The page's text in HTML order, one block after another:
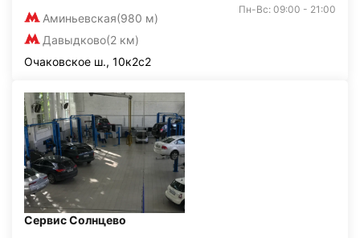
Аминьевская(980 м)
Давыдково(2 км)
Пн-Вс: 09:00 - 21:00
Очаковское ш., 10к2с2
Сервис Солнцево